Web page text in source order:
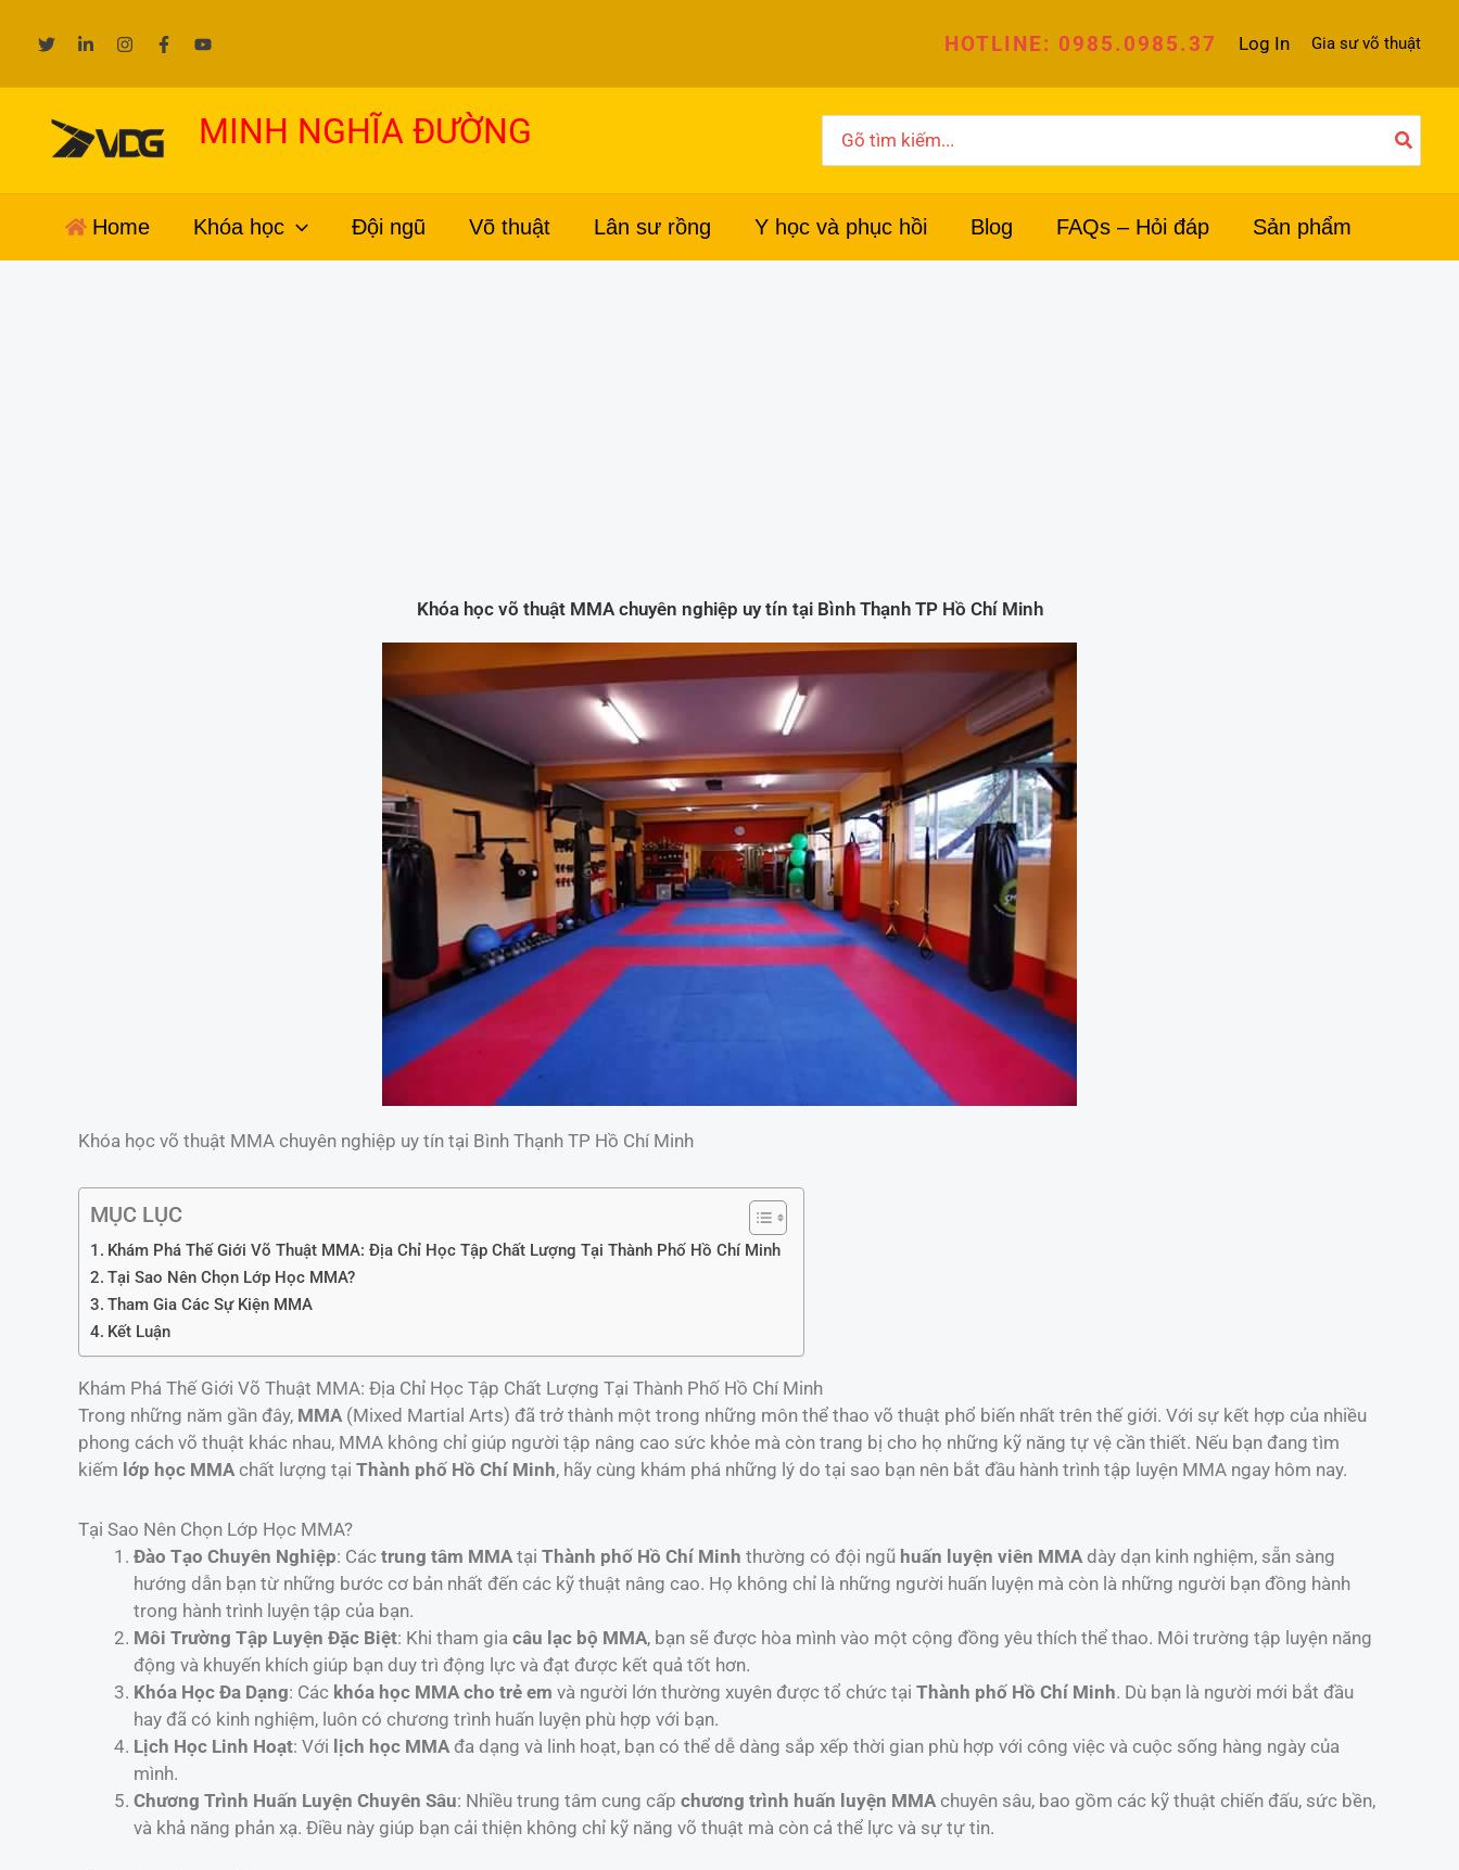
dung
HOTLINE: 0985.0985.37 Log In Gia sư võ thuật
MINH NGHĨA ĐƯỜNG
for:
Home Khóa học Đội ngũ Võ thuật Lân sư rồng Y học và phục hồi Blog FAQs – Hỏi đáp Sản phẩm
Khóa học võ thuật MMA chuyên nghiệp uy tín tại Bình Thạnh TP Hồ Chí Minh
Khóa học võ thuật MMA chuyên nghiệp uy tín tại Bình Thạnh TP Hồ Chí Minh
MỤC LỤC
Khám Phá Thế Giới Võ Thuật MMA: Địa Chỉ Học Tập Chất Lượng Tại Thành Phố Hồ Chí Minh
Tại Sao Nên Chọn Lớp Học MMA?
Tham Gia Các Sự Kiện MMA
Kết Luận
Khám Phá Thế Giới Võ Thuật MMA: Địa Chỉ Học Tập Chất Lượng Tại Thành Phố Hồ Chí Minh
Trong những năm gần đây, MMA (Mixed Martial Arts) đã trở thành một trong những môn thể thao võ thuật phổ biến nhất trên thế giới. Với sự kết hợp của nhiều
phong cách võ thuật khác nhau, MMA không chỉ giúp người tập nâng cao sức khỏe mà còn trang bị cho họ những kỹ năng tự vệ cần thiết. Nếu bạn đang tìm
kiếm lớp học MMA chất lượng tại Thành phố Hồ Chí Minh, hãy cùng khám phá những lý do tại sao bạn nên bắt đầu hành trình tập luyện MMA ngay hôm nay.
Tại Sao Nên Chọn Lớp Học MMA?
Đào Tạo Chuyên Nghiệp: Các trung tâm MMA tại Thành phố Hồ Chí Minh thường có đội ngũ huấn luyện viên MMA dày dạn kinh nghiệm, sẵn sàng
hướng dẫn bạn từ những bước cơ bản nhất đến các kỹ thuật nâng cao. Họ không chỉ là những người huấn luyện mà còn là những người bạn đồng hành
trong hành trình luyện tập của bạn.
Môi Trường Tập Luyện Đặc Biệt: Khi tham gia câu lạc bộ MMA, bạn sẽ được hòa mình vào một cộng đồng yêu thích thể thao. Môi trường tập luyện năng
động và khuyến khích giúp bạn duy trì động lực và đạt được kết quả tốt hơn.
Khóa Học Đa Dạng: Các khóa học MMA cho trẻ em và người lớn thường xuyên được tổ chức tại Thành phố Hồ Chí Minh. Dù bạn là người mới bắt đầu
hay đã có kinh nghiệm, luôn có chương trình huấn luyện phù hợp với bạn.
Lịch Học Linh Hoạt: Với lịch học MMA đa dạng và linh hoạt, bạn có thể dễ dàng sắp xếp thời gian phù hợp với công việc và cuộc sống hàng ngày của
mình.
Chương Trình Huấn Luyện Chuyên Sâu: Nhiều trung tâm cung cấp chương trình huấn luyện MMA chuyên sâu, bao gồm các kỹ thuật chiến đấu, sức bền,
và khả năng phản xạ. Điều này giúp bạn cải thiện không chỉ kỹ năng võ thuật mà còn cả thể lực và sự tự tin.